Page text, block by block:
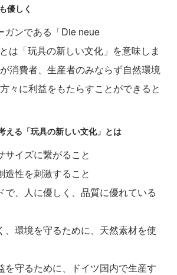
優しく
ガンである「Die neue
は「玩具の新しい文化」を意味しま
消費者、生産者のみならず自然環境
々に利益をもたらすことができると
える「玩具の新しい文化」とは
サイズに繋がること
造性を刺激すること
で、人に優しく、品質に優れている
、環境を守るために、天然素材を使
を守るために、ドイツ国内で生産す